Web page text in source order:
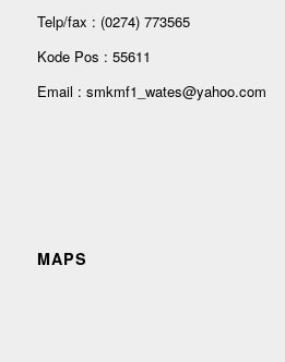
Telp/fax : (0274) 773565
Kode Pos : 55611
Email : smkmf1_wates@yahoo.com
MAPS